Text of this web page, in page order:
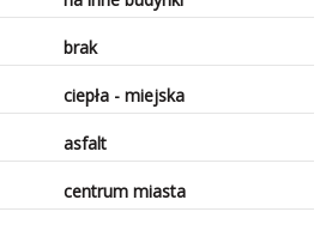
brak
ciepła - miejska
asfalt
centrum miasta